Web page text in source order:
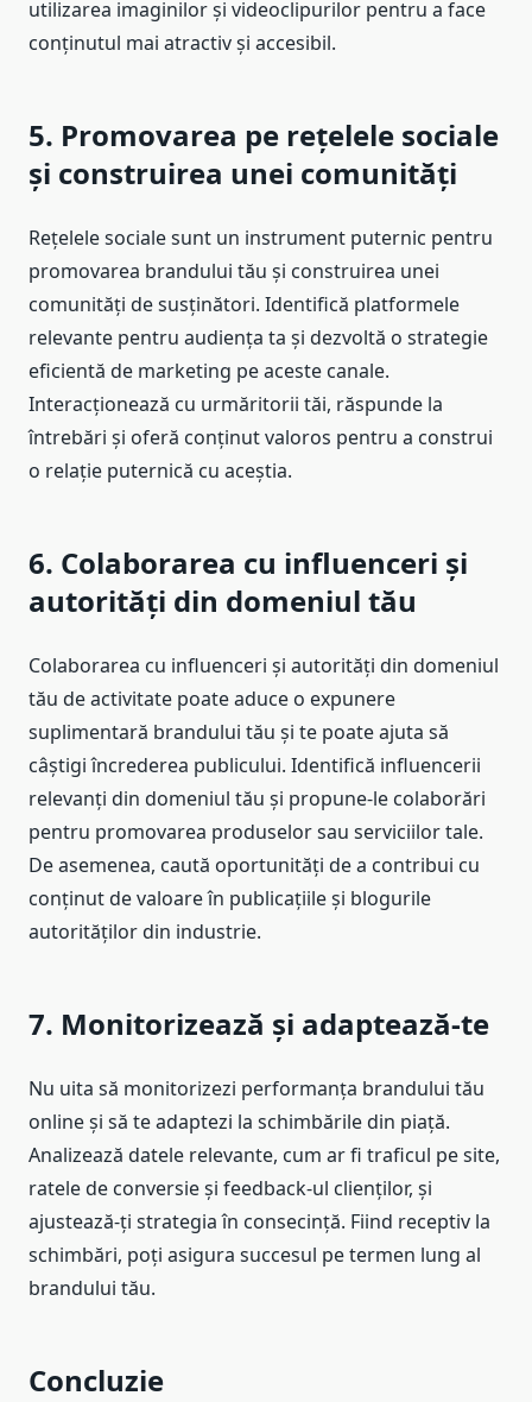
utilizarea imaginilor și videoclipurilor pentru a face
conținutul mai atractiv și accesibil.
5. Promovarea pe rețelele sociale
și construirea unei comunități
Rețelele sociale sunt un instrument puternic pentru
promovarea brandului tău și construirea unei
comunități de susținători. Identifică platformele
relevante pentru audiența ta și dezvoltă o strategie
eficientă de marketing pe aceste canale.
Interacționează cu urmăritorii tăi, răspunde la
întrebări și oferă conținut valoros pentru a construi
o relație puternică cu aceștia.
6. Colaborarea cu influenceri și
autorități din domeniul tău
Colaborarea cu influenceri și autorități din domeniul
tău de activitate poate aduce o expunere
suplimentară brandului tău și te poate ajuta să
câștigi încrederea publicului. Identifică influencerii
relevanți din domeniul tău și propune-le colaborări
pentru promovarea produselor sau serviciilor tale.
De asemenea, caută oportunități de a contribui cu
conținut de valoare în publicațiile și blogurile
autorităților din industrie.
7. Monitorizează și adaptează-te
Nu uita să monitorizezi performanța brandului tău
online și să te adaptezi la schimbările din piață.
Analizează datele relevante, cum ar fi traficul pe site,
ratele de conversie și feedback-ul clienților, și
ajustează-ți strategia în consecință. Fiind receptiv la
schimbări, poți asigura succesul pe termen lung al
brandului tău.
Concluzie